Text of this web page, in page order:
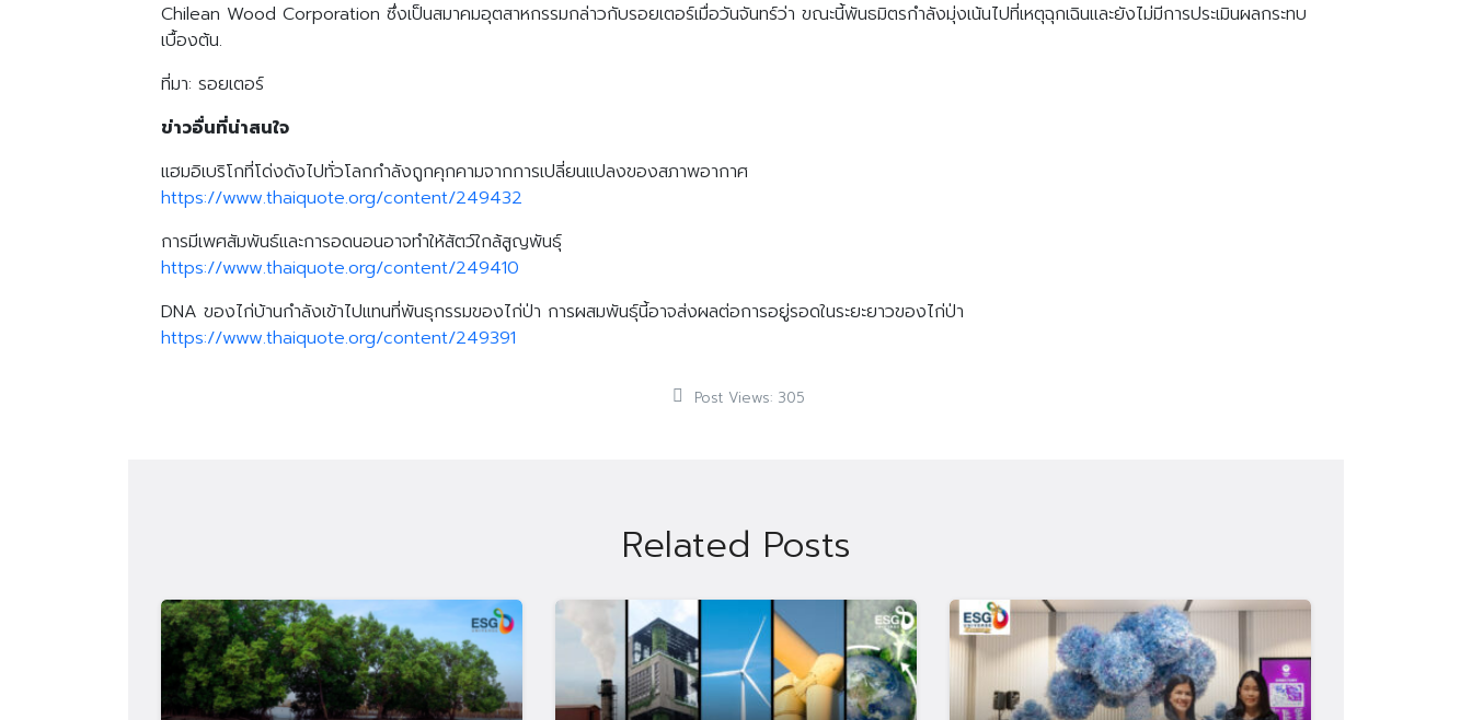
Search
for: Search
Chilean Wood Corporation ซึ่งเป็นสมาคมอุตสาหกรรมกล่าวกับรอยเตอร์เมื่อวันจันทร์ว่า ขณะนี้พันธมิตรกำลังมุ่งเน้นไปที่เหตุฉุกเฉินและยังไม่มีการประเมินผลกระทบ
เบื้องต้น.
ที่มา: รอยเตอร์
ข่าวอื่นที่น่าสนใจ
แฮมอิเบริโกที่โด่งดังไปทั่วโลกกำลังถูกคุกคามจากการเปลี่ยนแปลงของสภาพอากาศ
https://www.thaiquote.org/content/249432
การมีเพศสัมพันธ์และการอดนอนอาจทำให้สัตว์ใกล้สูญพันธุ์
https://www.thaiquote.org/content/249410
DNA ของไก่บ้านกำลังเข้าไปแทนที่พันธุกรรมของไก่ป่า การผสมพันธุ์นี้อาจส่งผลต่อการอยู่รอดในระยะยาวของไก่ป่า
https://www.thaiquote.org/content/249391
Post Views: 305
Related Posts